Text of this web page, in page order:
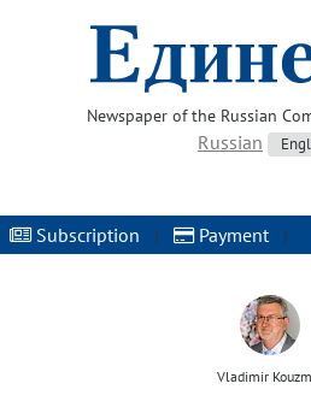
Newspaper of the Russian
Russian
Subscription | Payment |
Vladimir